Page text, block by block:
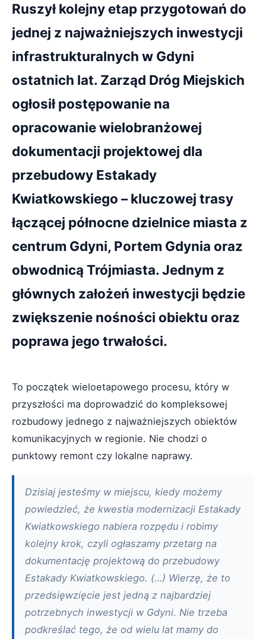
Ruszył kolejny etap przygotowań do
jednej z najważniejszych inwestycji
infrastrukturalnych w Gdyni
ostatnich lat. Zarząd Dróg Miejskich
ogłosił postępowanie na
opracowanie wielobranżowej
dokumentacji projektowej dla
przebudowy Estakady
Kwiatkowskiego – kluczowej trasy
łączącej północne dzielnice miasta z
centrum Gdyni, Portem Gdynia oraz
obwodnicą Trójmiasta. Jednym z
głównych założeń inwestycji będzie
zwiększenie nośności obiektu oraz
poprawa jego trwałości.
To początek wieloetapowego procesu, który w
przyszłości ma doprowadzić do kompleksowej
rozbudowy jednego z najważniejszych obiektów
komunikacyjnych w regionie. Nie chodzi o
punktowy remont czy lokalne naprawy.
Dzisiaj jesteśmy w miejscu, kiedy możemy
powiedzieć, że kwestia modernizacji Estakady
Kwiatkowskiego nabiera rozpędu i robimy
kolejny krok, czyli ogłaszamy przetarg na
dokumentację projektową do przebudowy
Estakady Kwiatkowskiego. (…) Wierzę, że to
przedsięwzięcie jest jedną z najbardziej
potrzebnych inwestycji w Gdyni. Nie trzeba
podkreślać tego, że od wielu lat mamy do